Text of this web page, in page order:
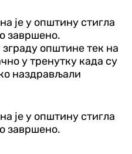
је у општину стигла
завршено.
општине тек на
у тренутку када су
наздрављали
је у општину стигла
завршено.